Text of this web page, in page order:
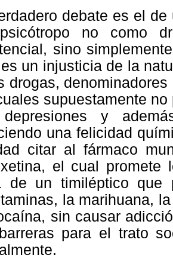
debate es el
no como
sino
un injusticia de la
drogas,
supuestamente
y
una felicidad
citar al fármaco
el cual promete
de un timiléptico que
la marihuana,
sin causar
para el trato